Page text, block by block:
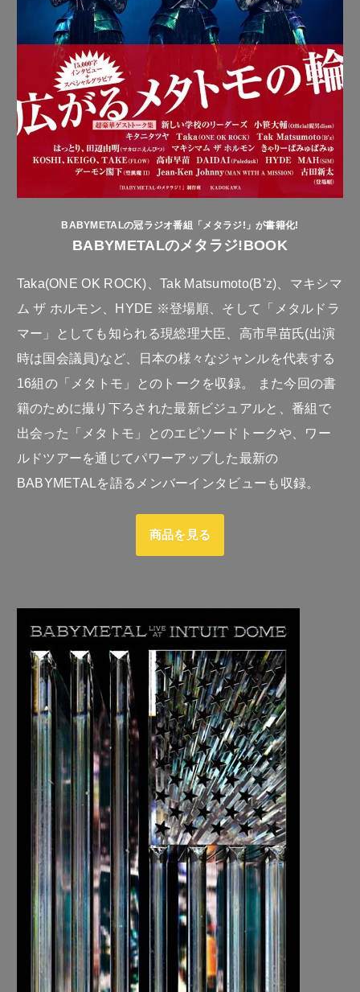
BABYMETALの冠ラジオ番組「メタラジ!」が書籍化!
BABYMETALのメタラジ!BOOK
Taka(ONE OK ROCK)、Tak Matsumoto(B’z)、マキシマ
ム ザ ホルモン、HYDE ※登場順、そして「メタルドラ
マー」としても知られる現総理大臣、高市早苗氏(出演
時は国会議員)など、日本の様々なジャンルを代表する
16組の「メタトモ」とのトークを収録。 また今回の書
籍のために撮り下ろされた最新ビジュアルと、番組で
出会った「メタトモ」とのエピソードトークや、ワー
ルドツアーを通じてパワーアップした最新の
BABYMETALを語るメンバーインタビューも収録。
商品を見る